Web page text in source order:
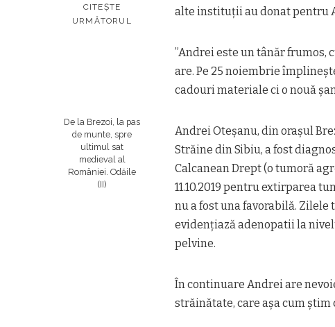
CITEȘTE
URMĂTORUL
De la Brezoi, la pas
de munte, spre
ultimul sat
medieval al
României. Odăile
(II)
alte instituții au donat pentru
”Andrei este un tânăr frumos,
are. Pe 25 noiembrie
cadouri materiale ci o nouă
Andrei Oteșanu, din orașul
Străine din Sibiu, a fost
Calcanean Drept (o tumoră
11.10.2019 pentru extirparea
nu a fost una favorabilă. Zilele
evidențiază adenopatii la
pelvine.
În continuare Andrei are
străinătate, care așa cum știm